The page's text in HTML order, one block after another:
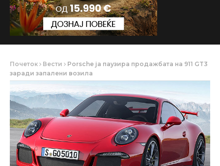
Почеток Вести
Porsche ја паузира продажбата на 911 GT3
заради запалени возила